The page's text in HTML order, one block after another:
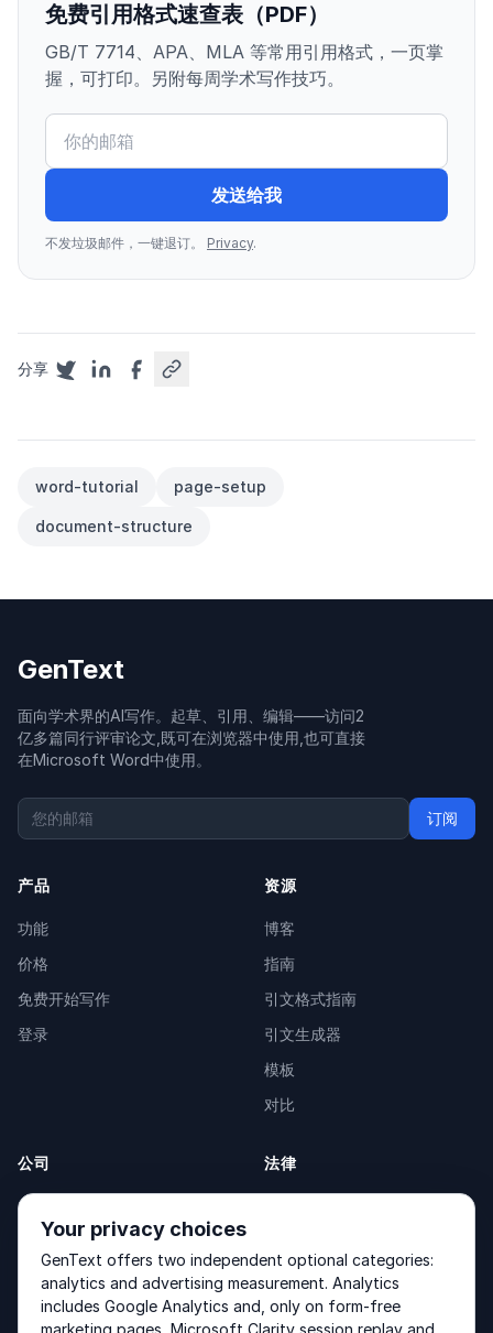
免费引用格式速查表（PDF）
GB/T 7714、APA、MLA 等常用引用格式，一页掌
握，可打印。另附每周学术写作技巧。
发送给我
不发垃圾邮件，一键退订。 Privacy.
分享
word-tutorial page-setup
document-structure
GenText
面向学术界的AI写作。起草、引用、编辑——访问2
亿多篇同行评审论文,既可在浏览器中使用,也可直接
在Microsoft Word中使用。
订阅
产品
功能
价格
免费开始写作
登录
资源
博客
指南
引文格式指南
引文生成器
模板
对比
公司
关于我们
联系我们
产品
法律
Terms of Service
Your privacy choices
GenText offers two independent optional categories:
analytics and advertising measurement. Analytics
includes Google Analytics and, only on form-free
marketing pages, Microsoft Clarity session replay and